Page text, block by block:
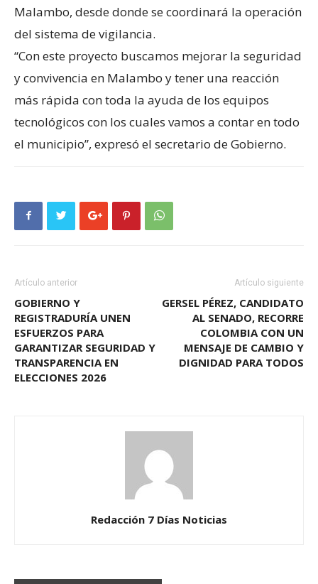
Malambo, desde donde se coordinará la operación
del sistema de vigilancia.
“Con este proyecto buscamos mejorar la seguridad
y convivencia en Malambo y tener una reacción
más rápida con toda la ayuda de los equipos
tecnológicos con los cuales vamos a contar en todo
el municipio”, expresó el secretario de Gobierno.
Artículo anterior
GOBIERNO Y
REGISTRADURÍA UNEN
ESFUERZOS PARA
GARANTIZAR SEGURIDAD Y
TRANSPARENCIA EN
ELECCIONES 2026
Artículo siguiente
GERSEL PÉREZ, CANDIDATO
AL SENADO, RECORRE
COLOMBIA CON UN
MENSAJE DE CAMBIO Y
DIGNIDAD PARA TODOS
Redacción 7 Días Noticias